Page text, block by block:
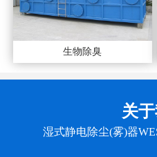
生物除臭
关
湿式静电除尘(雾)器